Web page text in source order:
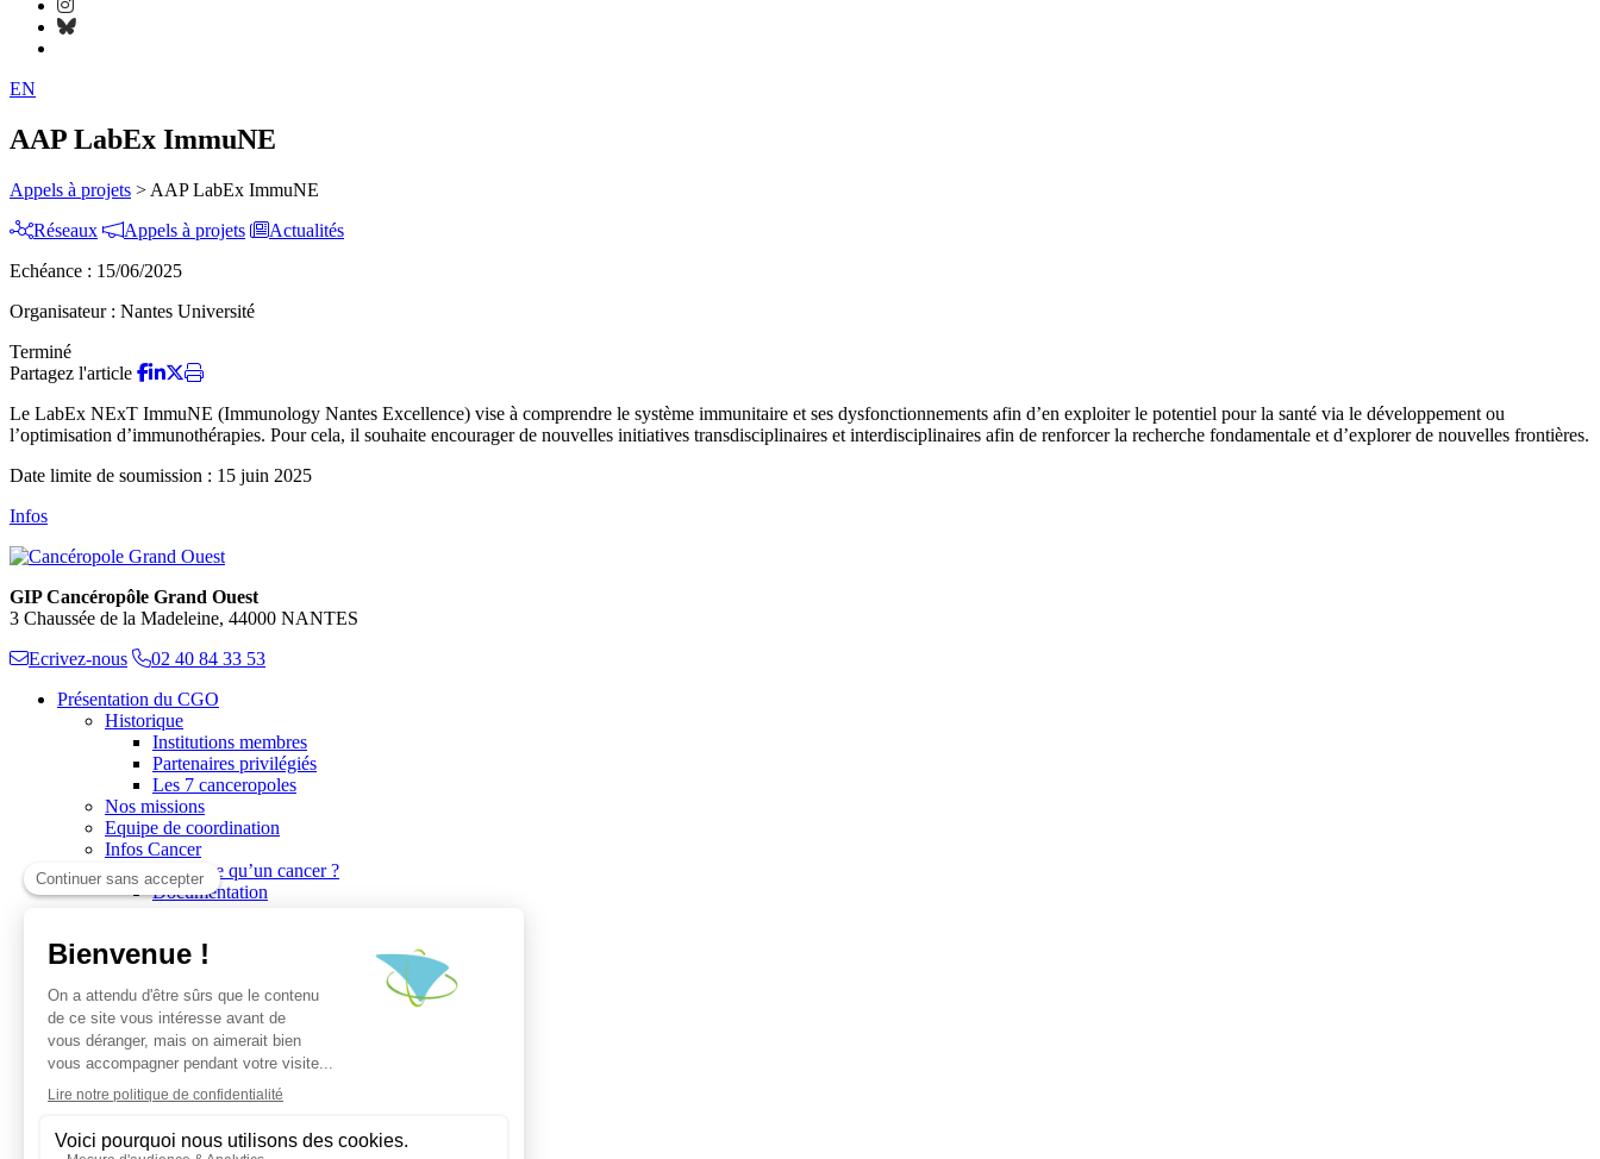
EN
AAP LabEx ImmuNE
Appels à projets > AAP LabEx ImmuNE
Réseaux
Appels à projets
Actualités
Echéance : 15/06/2025
Organisateur : Nantes Université
Terminé
Partagez l'article
Le LabEx NExT ImmuNE (Immunology Nantes Excellence) vise à comprendre le système immunitaire et ses dysfonctionnements afin d’en exploiter le potentiel pour la santé via le développement ou
l’optimisation d’immunothérapies. Pour cela, il souhaite encourager de nouvelles initiatives transdisciplinaires et interdisciplinaires afin de renforcer la recherche fondamentale et d’explorer de nouvelles frontières.
Date limite de soumission : 15 juin 2025
Infos
GIP Cancéropôle Grand Ouest
3 Chaussée de la Madeleine, 44000 NANTES
Ecrivez-nous
02 40 84 33 53
Présentation du CGO
Historique
Institutions membres
Partenaires privilégiés
Les 7 canceropoles
Nos missions
Equipe de coordination
Infos Cancer
Qu’est ce qu’un cancer ?
Documentation
Les réseaux du CGO
Les Plates-Formes
Soutien à la recherche
Les appels à communications
Les appels à projets
Jobs/Formations
Actualités